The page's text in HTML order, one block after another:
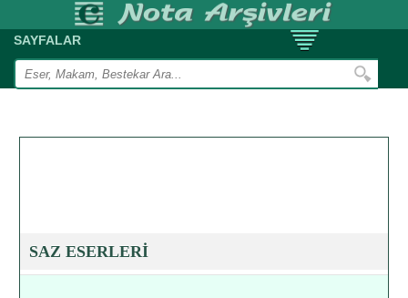
SAYFALAR
SAZ ESERLERİ